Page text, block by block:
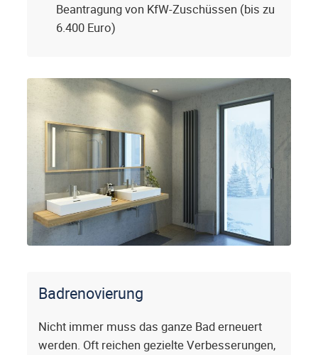
Beantragung von KfW-Zuschüssen (bis zu
6.400 Euro)
Badrenovierung
Nicht immer muss das ganze Bad erneuert
werden. Oft reichen gezielte Verbesserungen,